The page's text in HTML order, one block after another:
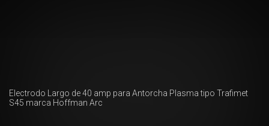
Electrodo Largo de 40 amp para Antorcha Plasma tipo Trafimet
S45 marca Hoffman Arc